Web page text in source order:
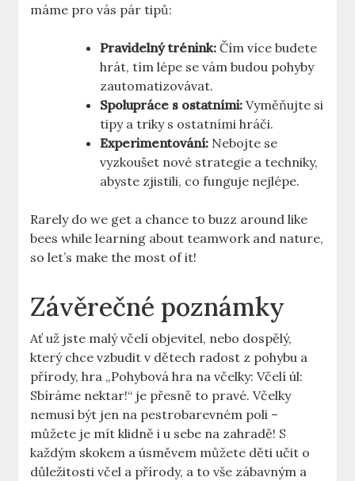
máme pro vás pár tipů:
Pravidelný trénink: Čím více budete
hrát, tím lépe se vám budou pohyby
zautomatizovávat.
Spolupráce s ostatními: Vyměňujte si
tipy a triky s ostatními hráči.
Experimentování: Nebojte se
vyzkoušet nové strategie a techniky,
abyste zjistili, co funguje nejlépe.
Rarely do we get a chance to buzz around like
bees while learning about teamwork and nature,
so let’s make the most of it!
Závěrečné poznámky
Ať už jste malý včelí objevitel, nebo dospělý,
který chce vzbudit v dětech radost z pohybu a
přírody, hra „Pohybová hra na včelky: Včelí úl:
Sbíráme nektar!“ je přesně to pravé. Včelky
nemusí být jen na pestrobarevném poli –
můžete je mít klidně i u sebe na zahradě! S
každým skokem a úsměvem můžete děti učit o
důležitosti včel a přírody, a to vše zábavným a